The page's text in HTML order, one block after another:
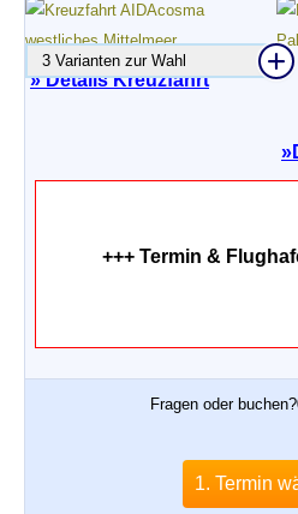
» Details Kreuzfahrt
3 Varianten zur Wahl
»
+++ Termin &
Fragen oder buchen?
1. Termin